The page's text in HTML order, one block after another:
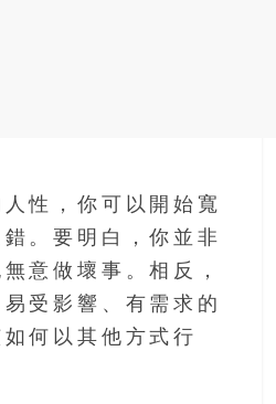
性，你可以開始寬
。要明白，你並非
意做壞事。相反，
受影響、有需求的
何以其他方式行